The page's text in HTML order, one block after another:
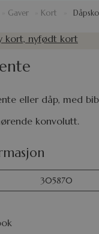
Gaver Kort
eller dåp, med
konvolutt.
305870